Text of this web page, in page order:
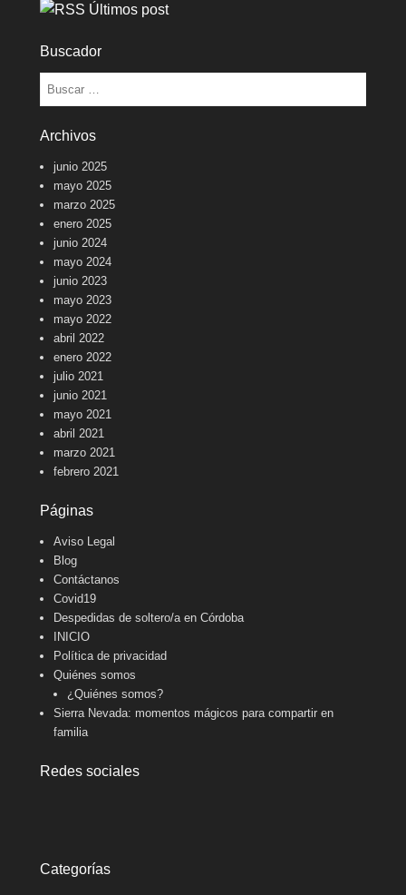
Últimos post
Buscador
Buscar
Archivos
junio 2025
mayo 2025
marzo 2025
enero 2025
junio 2024
mayo 2024
junio 2023
mayo 2023
mayo 2022
abril 2022
enero 2022
julio 2021
junio 2021
mayo 2021
abril 2021
marzo 2021
febrero 2021
Páginas
Aviso Legal
Blog
Contáctanos
Covid19
Despedidas de soltero/a en Córdoba
INICIO
Política de privacidad
Quiénes somos
¿Quiénes somos?
Sierra Nevada: momentos mágicos para compartir en
familia
Redes sociales
Categorías